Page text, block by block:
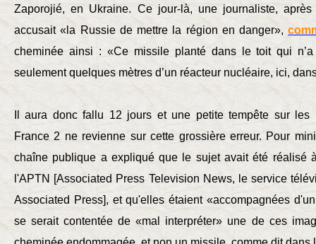
Zaporojié, en Ukraine. Ce jour-là, une journaliste,
accusait «la Russie de mettre la région en danger»,
cheminée ainsi : «Ce missile planté dans le toit qui
seulement quelques mètres d’un réacteur nucléaire, ici,
Il aura donc fallu 12 jours et une petite tempête sur les
France 2 ne revienne sur cette grossière erreur. Pour
chaîne publique a expliqué que le sujet avait été réalisé
l'APTN [Associated Press Television News, le service
Associated Press], et qu'elles étaient «accompagnées
se serait contentée de «mal interpréter» une de ces